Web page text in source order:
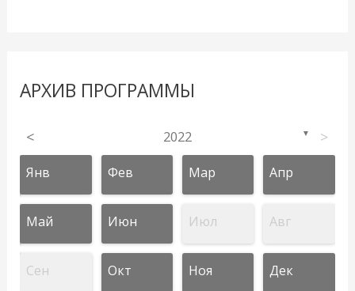
АРХИВ ПРОГРАММЫ
< 2022 ▼ >
Янв Фев Мар Апр
Май Июн Июл Авг
Сен Окт Ноя Дек